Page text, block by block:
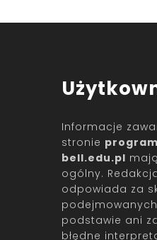
Informacje
stronie
bell.edu.pl
ogólny.
odpowiada za
podstawie ani
błędne